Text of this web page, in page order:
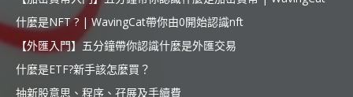
什麼是NFT ? | WavingCat帶你由0開始認識nft
【外匯入門】五分鐘帶你認識什麼是外匯交易
什麼是ETF?新手該怎麼買？
抽新股意思、程序、孖展及手續費